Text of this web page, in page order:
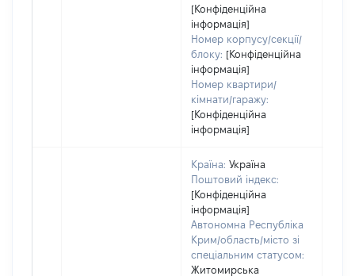
[Конфіденційна
інформація]
Номер корпусу/секції/
блоку: [Конфіденційна
інформація]
Номер квартири/
кімнати/гаражу:
[Конфіденційна
інформація]
Країна: Україна
Поштовий індекс:
[Конфіденційна
інформація]
Автономна Республіка
Крим/область/місто зі
спеціальним статусом:
Житомирська